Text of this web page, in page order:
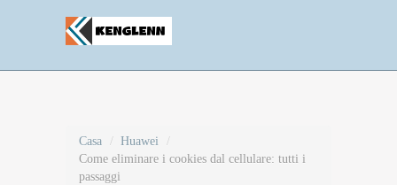
Casa / Huawei /
Come eliminare i cookies dal cellulare: tutti i
passaggi